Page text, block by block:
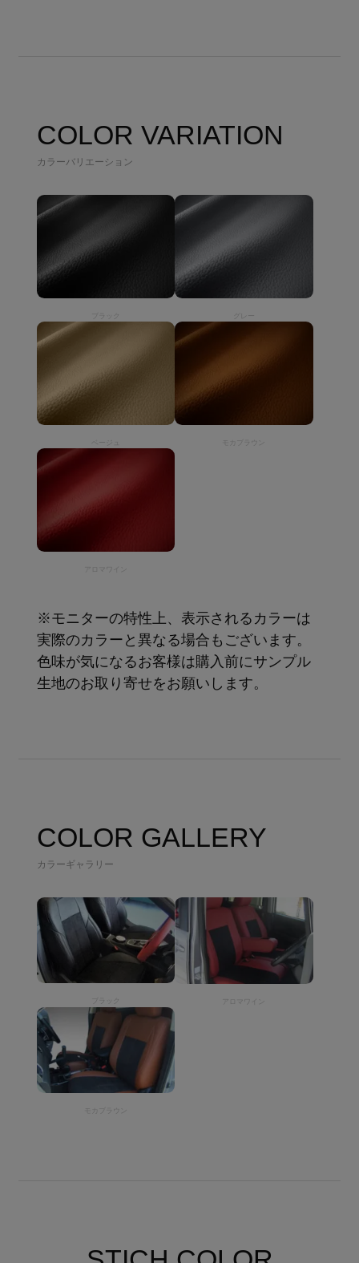
COLOR VARIATION
カラーバリエーション
ブラック グレー
ベージュ モカブラウン
アロマワイン
※モニターの特性上、表示されるカラーは
実際のカラーと異なる場合もございます。
色味が気になるお客様は購入前にサンプル
生地のお取り寄せをお願いします。
COLOR GALLERY
カラーギャラリー
ブラック アロマワイン
モカブラウン